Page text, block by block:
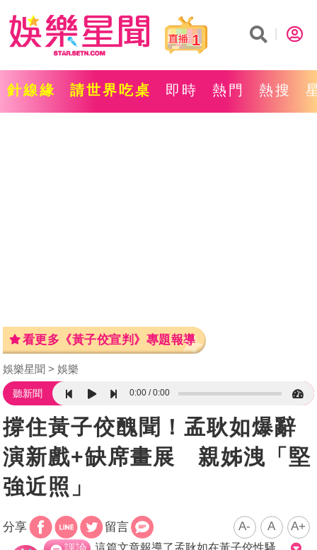
1
針線緣 請世界吃桌 即時 熱門 熱搜
看更多《黃子佼宣判》專題報導
娛樂星聞 娛樂
聽新聞 0:00 0:00
撐住黃子佼醜聞！孟耿如爆辭
演新戲+缺席畫展 親姊洩「堅
強近照」
分享 留言 A- A A+
這篇文章報導了孟耿如在黃子佼性騷擾風波後的近況，其中提到孟耿如將不會出席原定的個展開幕酒會，但她的親姊曝光了她在展區的照片，透露孟耿如仍在展覽進行中。我認為這篇文章的報導相當全面，詳細地介紹了孟耿如在事件後的工作狀況以及個展的主題與風格，也提及了她的親屬對她的支持。此外，文章還曝光了白石畫廊在社群平台上的宣傳，讓讀者有更多了解展覽的機會。不過，文章在最後似乎被截斷，未能完整表達作者的意思。總體而言，這篇報導提供了豐富的資訊，也傳達出了對孟耿如的關注與關心。>